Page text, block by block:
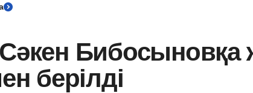
Бибосыновқа
берілді